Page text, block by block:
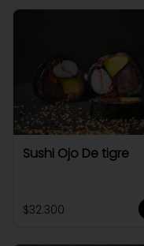
Sushi Ojo De tigre
$32.300